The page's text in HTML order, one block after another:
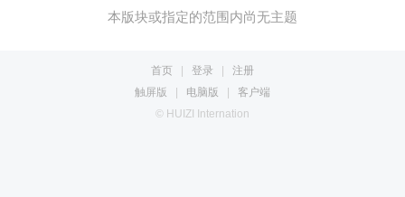
本版块或指定的范围内尚无主题
首页 登录
注册
触屏版
电脑版
客户端
© HUIZI Internation